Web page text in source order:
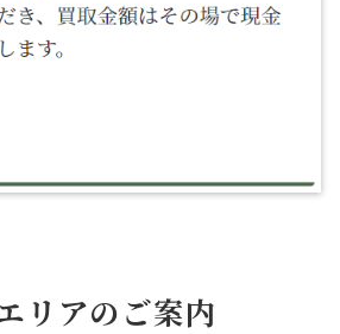
リアのご案内